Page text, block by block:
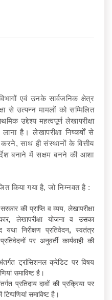
एवं उनके सार्वजनिक क्षेत्र
से उत्पन्न मामलों को सम्मिलित
उद्देश्य महत्वपूर्ण लेखापरीक्षा
है। लेखापरीक्षा निष्कर्षों से
करने, साथ ही संस्थानों के वित्तीय
बनाने में सक्षम बनने की आशा
किया गया है, जो निम्नवत है :
की प्राप्ति व व्यय, लेखापरीक्षा
, लेखापरीक्षा योजना व उसका
यथा निरीक्षण प्रतिवेदन, स्वतंत्र
पर अनुवर्ती कार्यवाही की
ट्रांसिशनल क्रेडिट पर विषय
समाविष्ट है।
प्रतिदाय दावों की प्रक्रिया पर
समाविष्ट है।